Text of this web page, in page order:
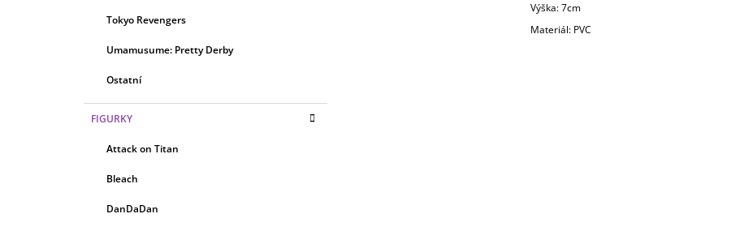
Tokyo Revengers
Umamusume: Pretty Derby
Ostatní
FIGURKY
Attack on Titan
Bleach
DanDaDan
Výška: 7cm
Materiál: PVC